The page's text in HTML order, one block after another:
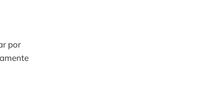
por